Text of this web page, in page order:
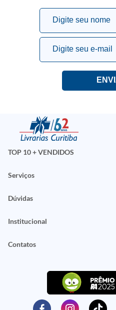
TOP 10 + VENDIDOS
Serviços
Dúvidas
Institucional
Contatos